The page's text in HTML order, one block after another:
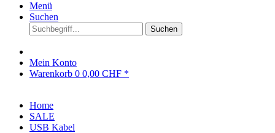
Menü
Suchen
Suchen
Mein Konto
Warenkorb 0 0,00 CHF *
Home
SALE
USB Kabel